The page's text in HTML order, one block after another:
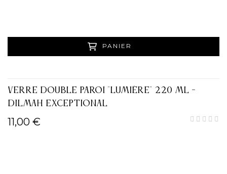
PANIER
VERRE DOUBLE PAROI "LUMIÈRE" 220 ML -
DILMAH EXCEPTIONAL
11,00 €